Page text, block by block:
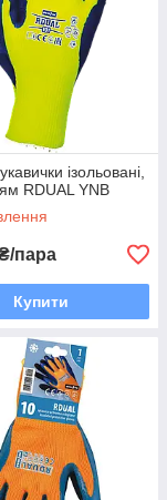
ізольовані,
RDUAL YNB
пара
Купити